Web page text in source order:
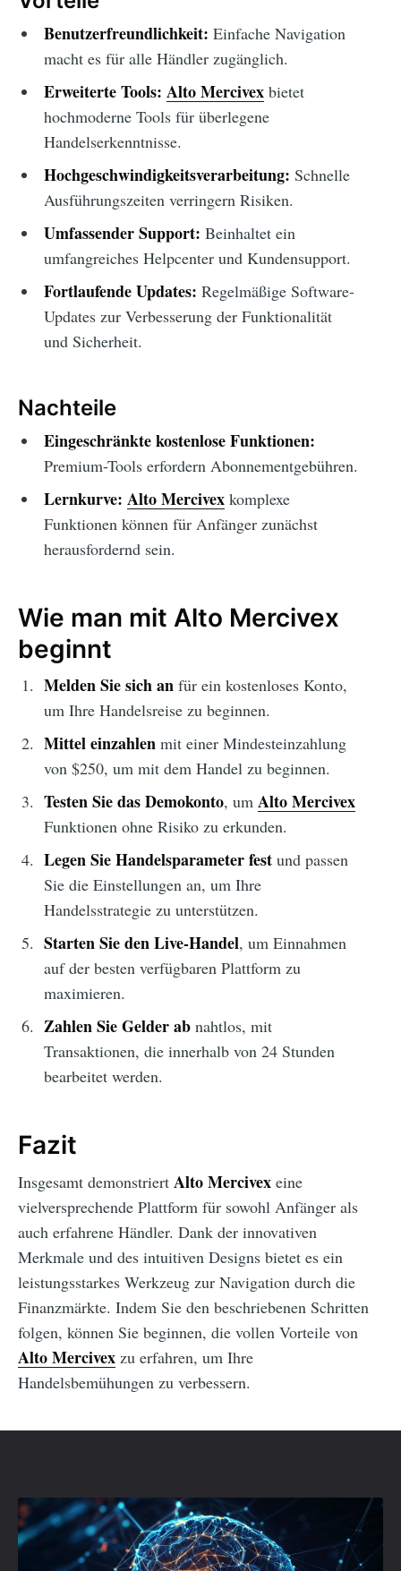
Benutzerfreundlichkeit: Einfache Navigation
macht es für alle Händler zugänglich.
Erweiterte Tools: Alto Mercivexbietet
hochmoderne Tools für überlegene
Handelserkenntnisse.
Hochgeschwindigkeitsverarbeitung: Schnelle
Ausführungszeiten verringern Risiken.
Umfassender Support: Beinhaltet ein
umfangreiches Helpcenter und Kundensupport.
Fortlaufende Updates: Regelmäßige Software-
Updates zur Verbesserung der Funktionalität
und Sicherheit.
Nachteile
Eingeschränkte kostenlose Funktionen:
Premium-Tools erfordern Abonnementgebühren.
Lernkurve: Alto Mercivexkomplexe
Funktionen können für Anfänger zunächst
herausfordernd sein.
Wie man mit Alto Mercivex
beginnt
Melden Sie sich anfür ein kostenloses Konto,
um Ihre Handelsreise zu beginnen.
Mittel einzahlenmit einer Mindesteinzahlung
von $250, um mit dem Handel zu beginnen.
Testen Sie das Demokonto, um Alto Mercivex
Funktionen ohne Risiko zu erkunden.
Legen Sie Handelsparameter festund passen
Sie die Einstellungen an, um Ihre
Handelsstrategie zu unterstützen.
Starten Sie den Live-Handel, um Einnahmen
auf der besten verfügbaren Plattform zu
maximieren.
Zahlen Sie Gelder abnahtlos, mit
Transaktionen, die innerhalb von 24 Stunden
bearbeitet werden.
Fazit
Insgesamt demonstriert Alto Mercivex eine
vielversprechende Plattform für sowohl Anfänger als
auch erfahrene Händler. Dank der innovativen
Merkmale und des intuitiven Designs bietet es ein
leistungsstarkes Werkzeug zur Navigation durch die
Finanzmärkte. Indem Sie den beschriebenen Schritten
folgen, können Sie beginnen, die vollen Vorteile von
Alto Mercivex zu erfahren, um Ihre
Handelsbemühungen zu verbessern.